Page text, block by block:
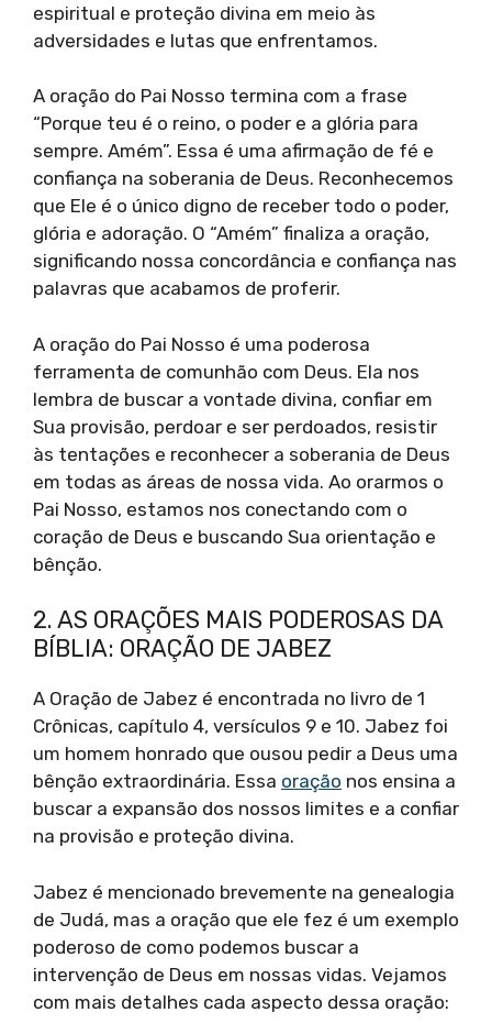
espiritual e proteção divina em meio às
adversidades e lutas que enfrentamos.
A oração do Pai Nosso termina com a frase
“Porque teu é o reino, o poder e a glória para
sempre. Amém”. Essa é uma afirmação de fé e
confiança na soberania de Deus. Reconhecemos
que Ele é o único digno de receber todo o poder,
glória e adoração. O “Amém” finaliza a oração,
significando nossa concordância e confiança nas
palavras que acabamos de proferir.
A oração do Pai Nosso é uma poderosa
ferramenta de comunhão com Deus. Ela nos
lembra de buscar a vontade divina, confiar em
Sua provisão, perdoar e ser perdoados, resistir
às tentações e reconhecer a soberania de Deus
em todas as áreas de nossa vida. Ao orarmos o
Pai Nosso, estamos nos conectando com o
coração de Deus e buscando Sua orientação e
bênção.
2. AS ORAÇÕES MAIS PODEROSAS DA
BÍBLIA: ORAÇÃO DE JABEZ
A Oração de Jabez é encontrada no livro de 1
Crônicas, capítulo 4, versículos 9 e 10. Jabez foi
um homem honrado que ousou pedir a Deus uma
bênção extraordinária. Essa oração nos ensina a
buscar a expansão dos nossos limites e a confiar
na provisão e proteção divina.
Jabez é mencionado brevemente na genealogia
de Judá, mas a oração que ele fez é um exemplo
poderoso de como podemos buscar a
intervenção de Deus em nossas vidas. Vejamos
com mais detalhes cada aspecto dessa oração: